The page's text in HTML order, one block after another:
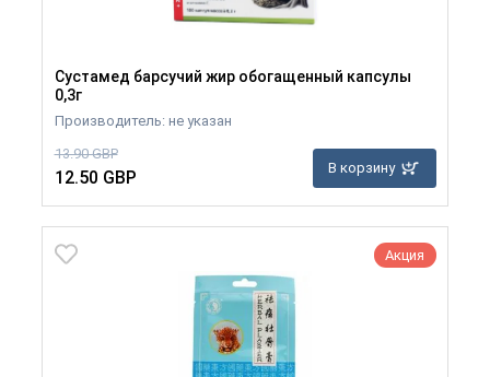
Сустамед барсучий жир обогащенный капсулы
0,3г
Производитель: не указан
13.90 GBP
12.50 GBP В корзину
Акция